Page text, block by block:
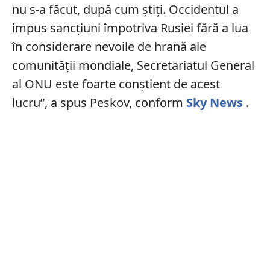
nu s-a făcut, după cum știți. Occidentul a
impus sancțiuni împotriva Rusiei fără a lua
în considerare nevoile de hrană ale
comunității mondiale, Secretariatul General
al ONU este foarte conștient de acest
lucru”, a spus Peskov, conform Sky News.